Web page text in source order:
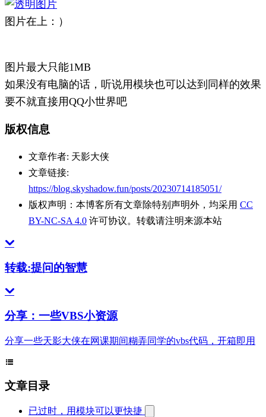
图片在上：）
图片最大只能1MB
如果没有电脑的话，听说用模块也可以达到同样的效果
要不就直接用QQ小世界吧
版权信息
文章作者: 天影大侠
文章链接:
https://blog.skyshadow.fun/posts/20230714185051/
版权声明： 本博客所有文章除特别声明外，均采用 CC
BY-NC-SA 4.0 许可协议。转载请注明来源本站
转载:提问的智慧
分享：一些VBS小资源
分享一些天影大侠在网课期间糊弄同学的vbs代码，开箱即用
文章目录
已过时，用模块可以更快捷